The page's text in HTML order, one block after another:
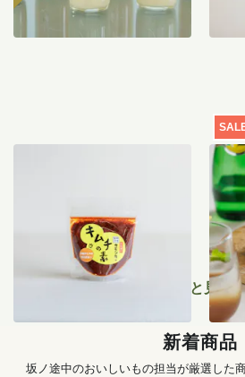
1,456
【特
のサ
もっと見る
新着商品
坂ノ途中のおいしいもの担当が厳選した